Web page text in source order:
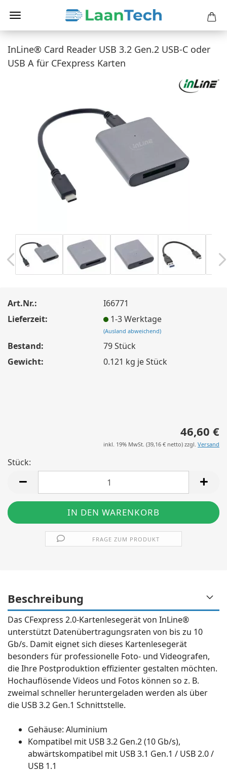
InLine® Card Reader USB 3.2 Gen.2 USB-C oder
USB A für CFexpress Karten
Art.Nr.:
I66771
Lieferzeit:
1-3 Werktage
(Ausland abweichend)
Bestand: 79Stück
Gewicht:
0.121 kg je Stück
46,60 €
inkl. 19% MwSt. (39,16 € netto) zzgl. Versand
Stück:
FRAGE ZUM PRODUKT
Beschreibung
Das CFexpress 2.0-Kartenlesegerät von InLine®
unterstützt Datenübertragungsraten von bis zu 10
Gb/s. Damit eignet sich dieses Kartenlesegerät
besonders für professionelle Foto- und Videografen,
die Ihre Postproduktion effizienter gestalten möchten.
Hochauflösende Videos und Fotos können so z. B.
zweimal schneller heruntergeladen werden als über
die USB 3.2 Gen.1 Schnittstelle.
Gehäuse: Aluminium
Kompatibel mit USB 3.2 Gen.2 (10 Gb/s),
abwärtskompatibel mit USB 3.1 Gen.1 / USB 2.0 /
USB 1.1